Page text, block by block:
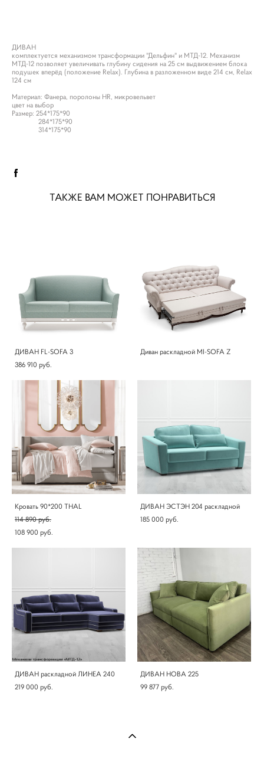
ДИВАН
комплектуется механизмом трансформации "Дельфин" и МТД-12. Механизм
МТД-12 позволяет увеличивать глубину сидения на 25 см выдвижением блока
подушек вперёд (положение Relax). Глубина в разложенном виде 214 см, Relax
124 см
Материал: Фанера, поролоны HR, микровельвет
цвет на выбор
Размер: 254*175*90
284*175*90
314*175*90
ТАКЖЕ ВАМ МОЖЕТ ПОНРАВИТЬСЯ
ДИВАН FL-SOFA 3
386 910 pуб.
Диван раскладной MI-SOFA Z
Кровать 90*200 THAL
114 890 pуб.
108 900 pуб.
ДИВАН ЭСТЭН 204 раскладной
185 000 pуб.
ДИВАН раскладной ЛИНЕА 240
219 000 pуб.
ДИВАН НОВА 225
99 877 pуб.